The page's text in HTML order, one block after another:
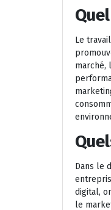
Le
marché,
Dans le
digital,
le